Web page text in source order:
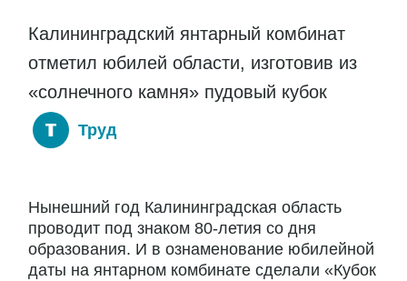
Калининградский янтарный комбинат
отметил юбилей области, изготовив из
«солнечного камня» пудовый кубок
Труд
Нынешний год Калининградская область
проводит под знаком 80-летия со дня
образования. И в ознаменование юбилейной
даты на янтарном комбинате сделали «Кубок